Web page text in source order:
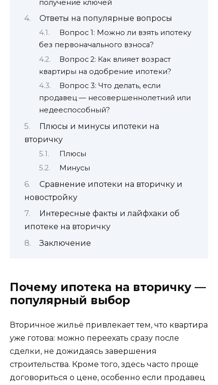
получение ключей
Ответы на популярные вопросы
Вопрос 1: Можно ли взять ипотеку
без первоначального взноса?
Вопрос 2: Как влияет возраст
квартиры на одобрение ипотеки?
Вопрос 3: Что делать, если
продавец — несовершеннолетний или
недееспособный?
Плюсы и минусы ипотеки на
вторичку
Плюсы
Минусы
Сравнение ипотеки на вторичку и
новостройку
Интересные факты и лайфхаки об
ипотеке на вторичку
Заключение
Почему ипотека на вторичку —
популярный выбор
Вторичное жильё привлекает тем, что квартира
уже готова: можно переехать сразу после
сделки, не дожидаясь завершения
строительства. Кроме того, здесь часто проще
договориться о цене, особенно если продавец